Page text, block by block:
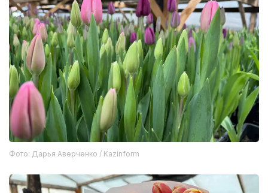
Фото: Дарья Аверченко / Kazinform